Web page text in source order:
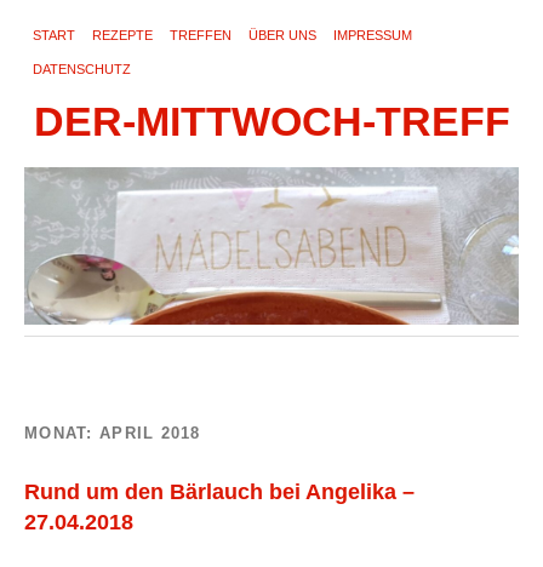
START REZEPTE TREFFEN ÜBER UNS IMPRESSUM
DATENSCHUTZ
DER-MITTWOCH-TREFF
MONAT: APRIL 2018
Rund um den Bärlauch bei Angelika –
27.04.2018